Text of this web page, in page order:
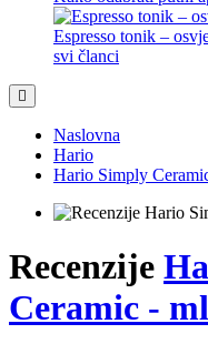
Espresso tonik –
svi članci
Naslovna
Hario
Hario Simply
Recenzije
Ceramic -